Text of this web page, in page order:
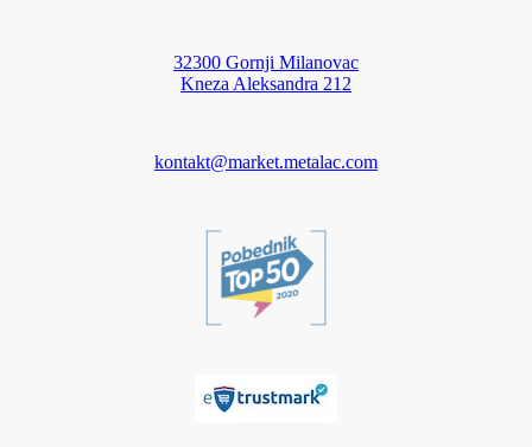
32300 Gornji Milanovac
Kneza Aleksandra 212
kontakt@market.metalac.com